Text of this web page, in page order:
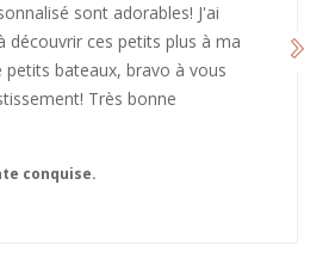
et merci à vous.